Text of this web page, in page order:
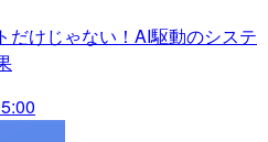
だけじゃない！AI駆動のシステ